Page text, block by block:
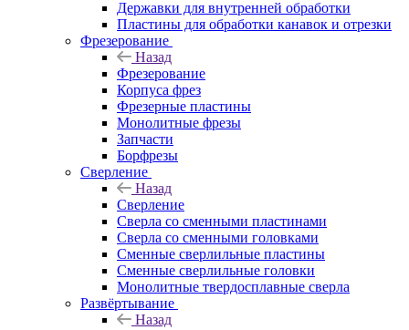
Державки для внутренней обработки
Пластины для обработки канавок и отрезки
Фрезерование
Назад
Фрезерование
Корпуса фрез
Фрезерные пластины
Монолитные фрезы
Запчасти
Борфрезы
Сверление
Назад
Сверление
Сверла со сменными пластинами
Сверла со сменными головками
Сменные сверлильные пластины
Сменные сверлильные головки
Монолитные твердосплавные сверла
Развёртывание
Назад